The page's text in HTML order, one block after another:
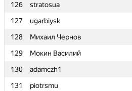
126
stratosua
127
ugarbiysk
128
Михаил Чернов
129
Мокин Василий
130
adamczh1
131
piotrsmu
126
stratosua
127
ugarbiysk
128
Михаил Чернов
129
Мокин Василий
130
adamczh1
131
piotrsmu